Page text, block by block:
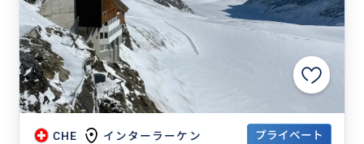
CHE インターラーケン プライベート